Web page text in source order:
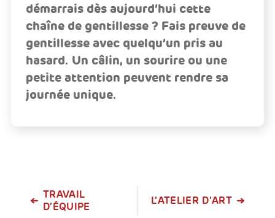
démarrais dès aujourd’hui cette
chaîne de gentillesse ? Fais preuve de
gentillesse avec quelqu’un pris au
hasard. Un câlin, un sourire ou une
petite attention peuvent rendre sa
journée unique.
TRAVAIL
D’ÉQUIPE
L’ATELIER D’ART